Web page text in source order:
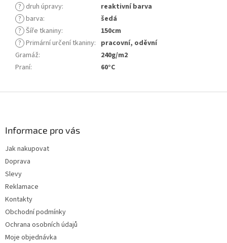
? druh úpravy:
reaktivní barva
? barva:
šedá
? Šíře tkaniny:
150cm
? Primární určení tkaniny: pracovní, oděvní
Gramáž:
240g/m2
Praní: 60°C
Informace pro vás
Jak nakupovat
Doprava
Slevy
Reklamace
Kontakty
Obchodní podmínky
Ochrana osobních údajů
Moje objednávka